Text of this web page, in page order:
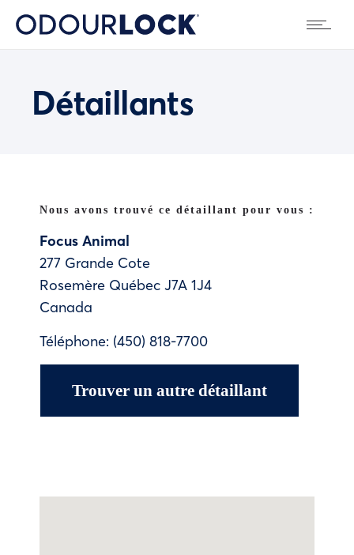
Détaillants
Nous avons trouvé ce détaillant pour vous :
Focus Animal
277 Grande Cote
Rosemère Québec J7A 1J4
Canada
Téléphone: (450) 818-7700
Trouver un autre détaillant